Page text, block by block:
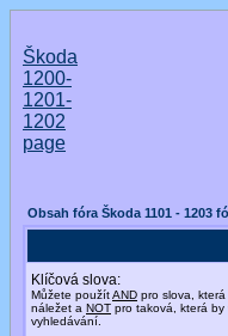
Škoda
1200-
1201-
1202
page
Obsah fóra Škoda 1101 - 1203
Klíčová slova:
Můžete použítAND pro slova,
náležet a NOT pro taková, která
vyhledávání.